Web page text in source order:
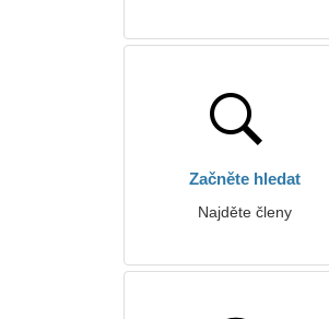
Začněte hledat
Najděte členy